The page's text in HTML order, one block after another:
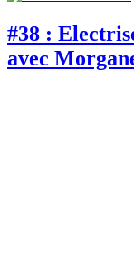
#38 :
avec